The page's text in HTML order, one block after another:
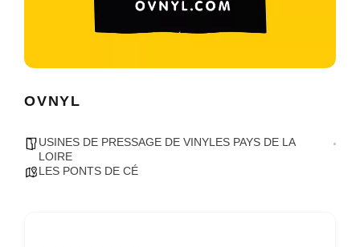
OVNYL
USINES DE PRESSAGE DE VINYLES PAYS DE LA
LOIRE
LES PONTS DE CÉ